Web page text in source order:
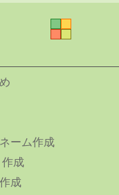
ーム作成
成
成